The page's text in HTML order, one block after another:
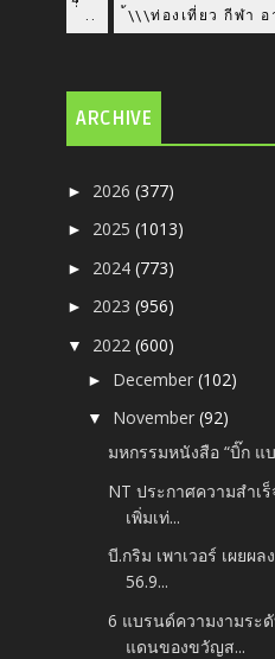
่่ื​ .. \\\ท่องเที่ยว กีฬา อ
ARCHIVE
► 2026(377)
► 2025(1013)
► 2024(773)
► 2023(956)
▼ 2022(600)
► December(102)
▼ November(92)
มหกรรมหนังสือ “บิ๊ก แ
NT ประกาศความสำเ
เพิ่มเท่...
บี.กริม เพาเวอร์ เผยผ
56.9...
6 แบรนด์ความงามระ
แดนของขวัญส...